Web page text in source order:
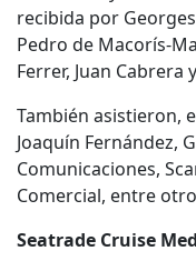
recibida por
Pedro de Macorís-
Ferrer, Juan Cabrera
También asistieron,
Joaquín Fernández,
Comunicaciones,
Comercial, entre
Seatrade Cruise